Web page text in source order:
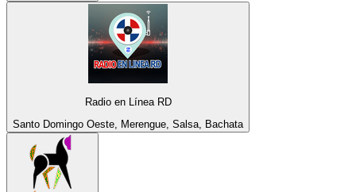
Radio en Línea RD
Santo Domingo Oeste, Merengue, Salsa, Bachata